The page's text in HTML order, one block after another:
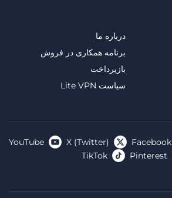
درباره ما
برنامه همکاری در فروش
بازپرداخت
سیاست Lite VPN
Facebook
X (Twitter)
YouTube
Pinterest
TikTok